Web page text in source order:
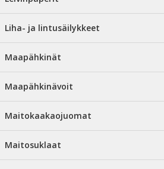
Liha- ja lintusäilykkeet
Maapähkinät
Maapähkinävoit
Maitokaakaojuomat
Maitosuklaat